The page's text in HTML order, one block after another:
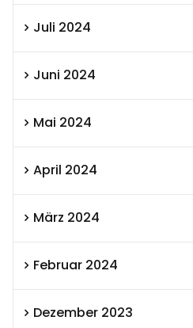
Juli 2024
Juni 2024
Mai 2024
April 2024
März 2024
Februar 2024
Dezember 2023